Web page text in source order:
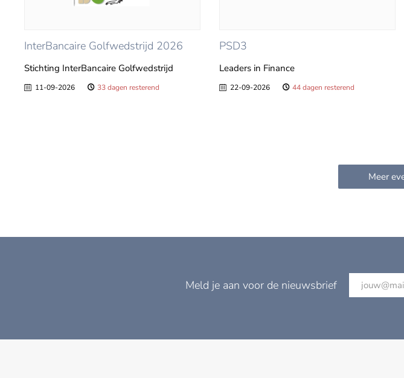
InterBancaire Golfwedstrijd 2026
Stichting InterBancaire Golfwedstrijd
11-09-2026 33 dagen resterend
PSD3
Leaders in Finance
22-09-2026 44 dagen resterend
Meld je aan voor de nieuwsbrief